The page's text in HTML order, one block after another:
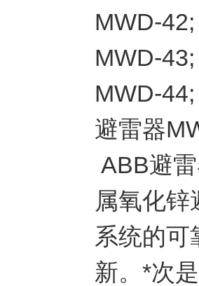
MWD-
MWD-
MWD-
避雷器
ABB避
属氧化
系统的可
新。*次